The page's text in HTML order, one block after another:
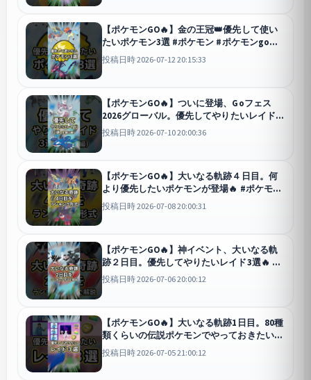
【ポケモンGO🔥】金の王冠👑優先して使い
たいポケモン3選 #ポケモン #ポケモンgo
#shorts
GO
投稿日時 2026-07-12 20:15:33
【ポケモンGO🔥】ついに登場、Goフェス
2026グローバル。優先してやりたいレイド3
選 #ポケモン #ポケモンgo #shorts
投稿日時 2026-07-10 20:00:36
【ポケモンGO🔥】大いなる軌跡４日目。何
より優先したいポケモンが登場🔥 #ポケモン
#ポケモンgo #shorts
GO
投稿日時 2026-07-08 20:00:31
【ポケモンGO🔥】神イベント、大いなる軌
跡２日目。優先してやりたいレイド3選🔥 #
ポケモン #ポケモンgo #shorts
投稿日時 2026-07-06 20:00:12
【ポケモンGO🔥】大いなる軌跡1日目。80種
類くらいの伝説ポケモンでやっておきたいポ
ケモン3選 #ポケモン #ポケモンgo #shorts
投稿日時 2026-07-05 21:00:12